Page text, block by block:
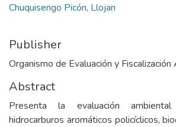
Chuquisengo Picón, Llojan
Publisher
Organismo de Evaluación y
Abstract
Presenta la evaluación
hidrocarburos aromáticos policíclicos,